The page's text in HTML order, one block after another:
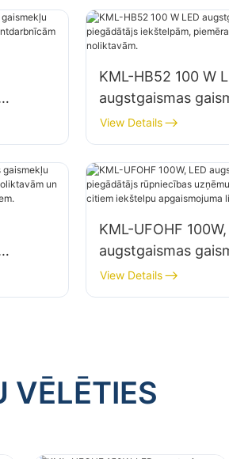
noliktavās utt.
un
KML-HB52 100 W
augstgaismas
piegādātājs
piemēram, rūpnīcu
noliktavām.
View Details
un
KML-UFOHF 100W,
augstgaismas
piegādātājs
uzņēmumiem,
View Details
VĒLĒTIES